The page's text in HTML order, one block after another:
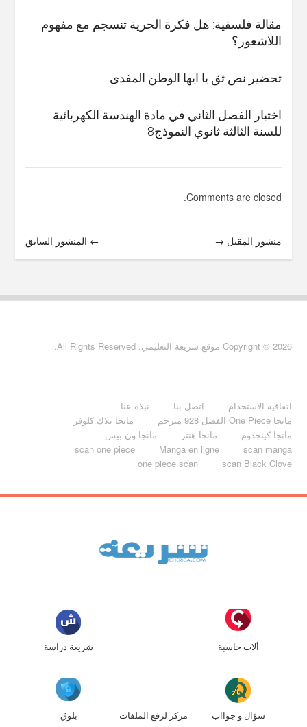
مقالة فلسفية: هل فكرة الحرية تنسجم مع مفهوم
اللاشعور؟
تحضير نص ثق يا ايها الوطن المفدى
اختبار الفصل الثاني في مادة الهندسة الكهربائية
للسنة الثالثة ثانوي النموذج8
Comments are closed.
← المنشور السابق منشور المقبل →
Copyright © 2026 موقع شريعة التعليمي. All Rights Reserved.
اتفاقية الاستخدام اتصل بنا
نبذة عنا
مانجا One Piece الفصل 928 مترجم
مانجا بلاك كلوفر
مانجا كينجدوم
مانجا هنتر
مانجا ون بيس
scan manga
Manga en ligne
scan one piece
scan Black Clove
one piece scan